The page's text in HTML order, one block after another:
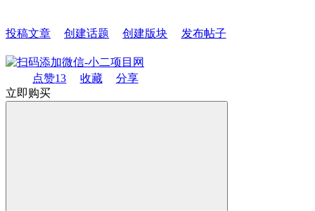
投稿文章 创建话题 创建版块 发布帖子
点赞13 收藏
分享
立即购买